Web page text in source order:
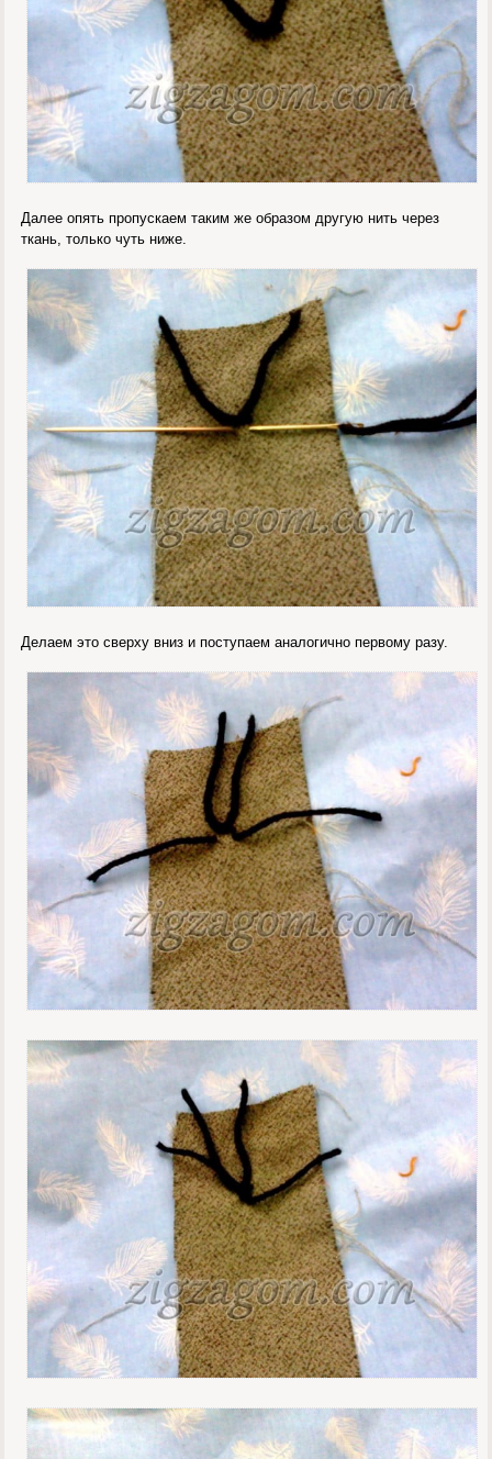
Далее опять пропускаем таким же образом другую нить через
ткань, только чуть ниже.
Делаем это сверху вниз и поступаем аналогично первому разу.